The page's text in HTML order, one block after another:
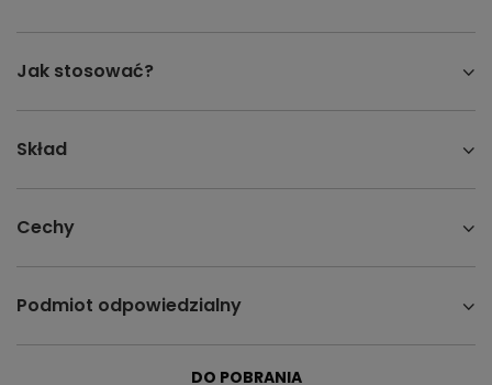
Jak stosować?
Skład
Cechy
Podmiot odpowiedzialny
DO POBRANIA